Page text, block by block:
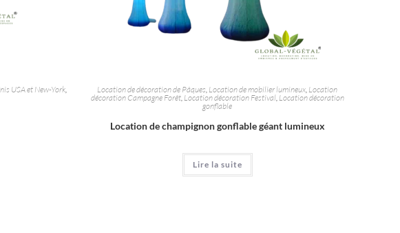
USA et New-York,
Location de décoration de Pâques, Location de mobilier lumineux, Location
décoration Campagne Forêt, Location décoration Festival, Location décoration
gonflable
Location de champignon gonflable géant lumineux
Lire la suite